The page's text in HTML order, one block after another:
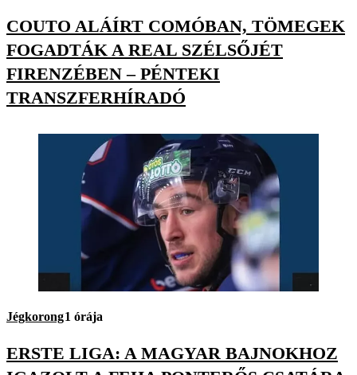
COUTO ALÁÍRT COMÓBAN, TÖMEGEK
FOGADTÁK A REAL SZÉLSŐJÉT
FIRENZÉBEN – PÉNTEKI
TRANSZFERHÍRADÓ
Jégkorong1 órája
ERSTE LIGA: A MAGYAR BAJNOKHOZ